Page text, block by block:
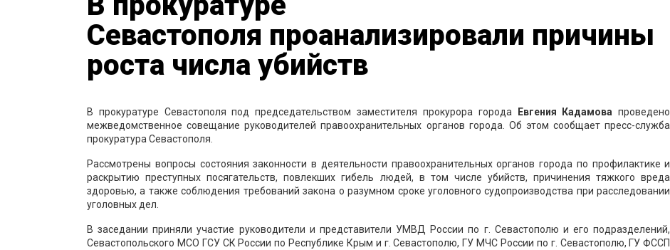
Севастополя проанализировали причины
роста числа убийств
В прокуратуре Севастополя под председательством заместителя прокурора города Евгения Кадамова проведено
межведомственное совещание руководителей правоохранительных органов города. Об этом сообщает пресс-служба
прокуратура Севастополя.
Рассмотрены вопросы состояния законности в деятельности правоохранительных органов города по профилактике и
раскрытию преступных посягательств, повлекших гибель людей, в том числе убийств, причинения тяжкого вреда
здоровью, а также соблюдения требований закона о разумном сроке уголовного судопроизводства при расследовании
уголовных дел.
В заседании приняли участие руководители и представители УМВД России по г. Севастополю и его подразделений,
Севастопольского МСО ГСУ СК России по Республике Крым и г. Севастополю, ГУ МЧС России по г. Севастополю, ГУ ФССП